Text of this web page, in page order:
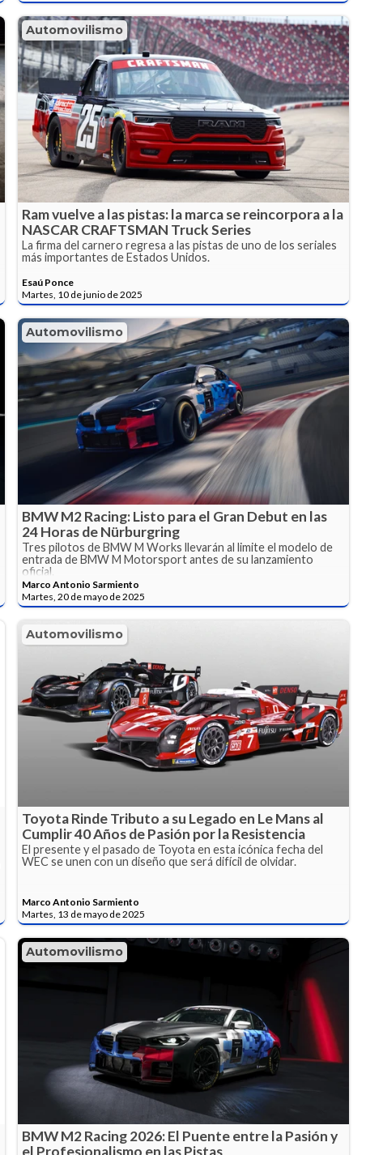
Automovilismo
Ram vuelve a las pistas: la marca se reincorpora a la
NASCAR CRAFTSMAN Truck Series
La firma del carnero regresa a las pistas de uno de los seriales
más importantes de Estados Unidos.
Esaú Ponce
Martes, 10 de junio de 2025
Automovilismo
BMW M2 Racing: Listo para el Gran Debut en las
24 Horas de Nürburgring
Tres pilotos de BMW M Works llevarán al limite el modelo de
entrada de BMW M Motorsport antes de su lanzamiento
oficial.
Marco Antonio Sarmiento
Martes, 20 de mayo de 2025
Automovilismo
Toyota Rinde Tributo a su Legado en Le Mans al
Cumplir 40 Años de Pasión por la Resistencia
El presente y el pasado de Toyota en esta icónica fecha del
WEC se unen con un diseño que será difícil de olvidar.
Marco Antonio Sarmiento
Martes, 13 de mayo de 2025
Automovilismo
BMW M2 Racing 2026: El Puente entre la Pasión y